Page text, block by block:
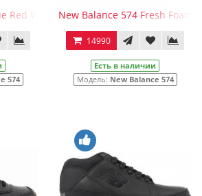
Red White с мехом
574
New Balance 574 Fresh Foam
14990
Есть в наличии
Модель: New Balance 574